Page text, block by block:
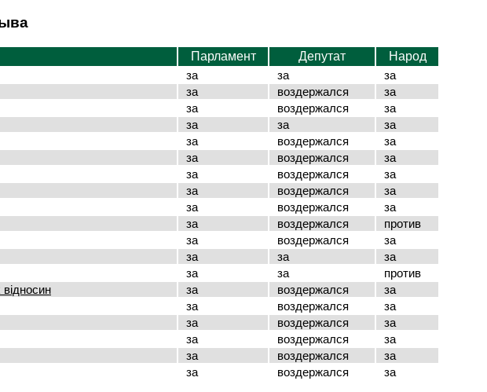
Парламент Депутат
Народ
за за
за
за воздержался
за
за воздержался
за
за за
за
за воздержался
за
за воздержался
за
за воздержался
за
за воздержался
за
за воздержался
за
за воздержался
против
за воздержался
за
за за
за
за за
против
за воздержался
за
за воздержался
за
за воздержался
за
за воздержался
за
за воздержался
за
за воздержался за